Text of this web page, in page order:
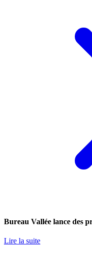
Bureau Vallée lance des
Lire la suite